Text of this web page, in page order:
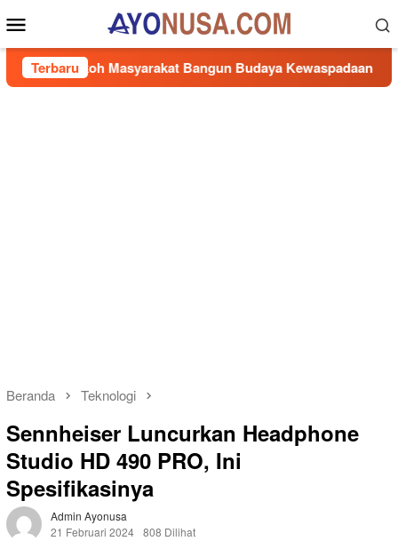
ke
kontenMobile
Terbaru
Masyarakat Bangun Budaya Kewaspadaan Kantibmas di
Beranda Teknologi
Sennheiser Luncurkan Headphone
Studio HD 490 PRO, Ini
Spesifikasinya
Admin Ayonusa
21 Februari 2024 808 Dilihat